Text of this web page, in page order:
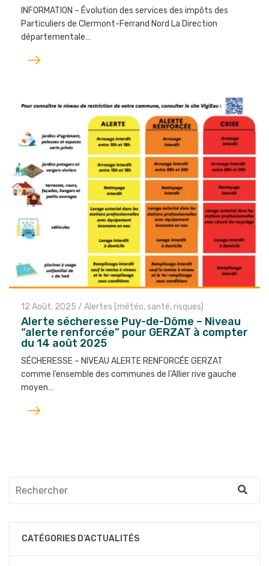
INFORMATION – Évolution des services des impôts des
Particuliers de Clermont-Ferrand Nord La Direction
départementale…
Lire
l'article
12 Août. 2025 / Alertes (météo, santé, risques)
Alerte sécheresse Puy-de-Dôme – Niveau
“alerte renforcée” pour GERZAT à compter
du 14 août 2025
SÉCHERESSE – NIVEAU ALERTE RENFORCÉE GERZAT
comme l’ensemble des communes de l’Allier rive gauche
moyen…
Lire
l'article
CATÉGORIES D’ACTUALITÉS